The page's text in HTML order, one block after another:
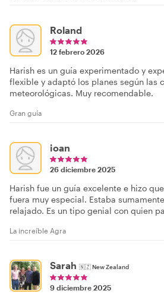
Roland
12 febrero 2026
Harish es un guía experimentado y
flexible y adaptó los planes según las
meteorológicas. Muy recomendable.
Gran guía
ioan
26 diciembre 2025
Harish fue un guía excelente e hizo
fuera muy especial. Estaba
relajado. Es un tipo genial con quien
La increíble Agra
Sarah 🇳🇿New Zealand
9 diciembre 2025